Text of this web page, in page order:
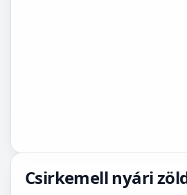
Csirkemell nyári